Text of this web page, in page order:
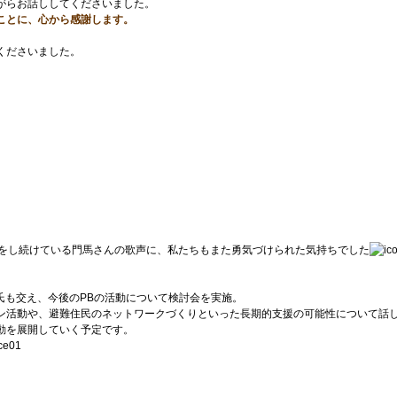
お話ししてくださいました。
に、心から感謝します。
さいました。
し続けている門馬さんの歌声に、私たちもまた勇気づけられた気持ちでした
交え、今後のPBの活動について検討会を実施。
動や、避難住民のネットワークづくりといった長期的支援の可能性について話
展開していく予定です。